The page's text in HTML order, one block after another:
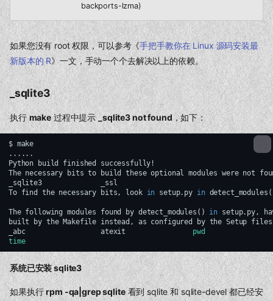
backports-lzma)
如果您没有 root 权限，可以参考《手把手教你在 Linux 源码安装最
新版本的 R》一文，手动一个个去解决以上的依赖。
_sqlite3
执行make过程中提示_sqlite3 not found ，如下：
$ make
......
Python
build finished
successfully!
The necessary bits to build these optional modules were not
_sqlite3
_ssl
To find the necessary bits, look in setup.py in detect_modules
The following modules found by detect_modules () in setup.py,
built
by the Makefile instead, as configured by the Setup
_abc
atexit
pwd
time
系统已安装 sqlite3
如果执行rpm -qa|grep sqlite看到 sqlite 和 sqlite-devel 都已经安